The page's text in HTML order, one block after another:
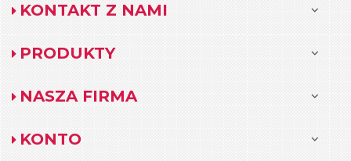
KONTAKT Z NAMI
PRODUKTY
NASZA FIRMA
KONTO